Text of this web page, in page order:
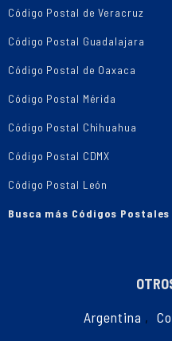
Código Postal de Veracruz
Código Postal Guadalajara
Código Postal de Oaxaca
Código Postal Mérida
Código Postal Chihuahua
Código Postal CDMX
Código Postal León
Busca más Códigos Postales
Argentina ,